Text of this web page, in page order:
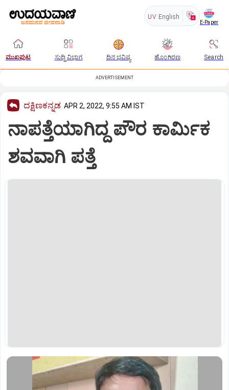
UV English
E-Paper
ಮುಖಪುಟ ಸುದ್ದಿ ವಿಭಾಗ ದಿನ ಭವಿಷ್ಯ ಹೊಂಗಿರಣ Search
ADVERTISEMENT
ದಕ್ಷಿಣಕನ್ನಡ APR 2, 2022, 9:55 AM IST
ನಾಪತ್ತೆಯಾಗಿದ್ದ ಪೌರ ಕಾರ್ಮಿಕ
ಶವವಾಗಿ ಪತ್ತೆ